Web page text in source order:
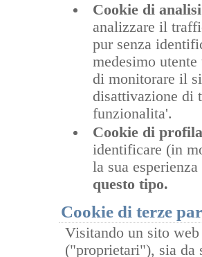
Cookie di
analizzare il
pur senza
medesimo
di monitorare il
disattivazione di
funzionalita'.
Cookie di
identificare (in
la sua
questo tipo.
Cookie di terze
Visitando un sito
("proprietari"), sia da